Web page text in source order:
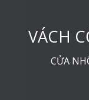
VÁCH
CỬA